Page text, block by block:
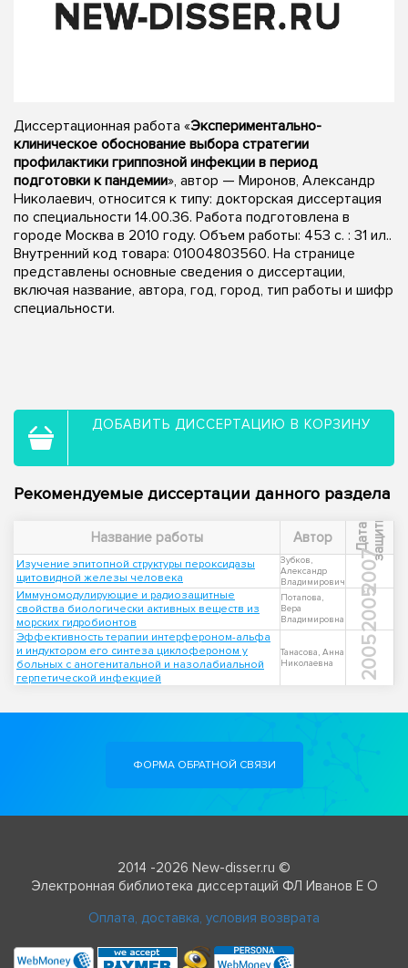
Диссертационная работа «Экспериментально-
клиническое обоснование выбора стратегии
профилактики гриппозной инфекции в период
подготовки к пандемии», автор — Миронов, Александр
Николаевич, относится к типу: докторская диссертация
по специальности 14.00.36. Работа подготовлена в
городе Москва в 2010 году. Объем работы: 453 с. : 31 ил..
Внутренний код товара: 01004803560. На странице
представлены основные сведения о диссертации,
включая название, автора, год, город, тип работы и шифр
специальности.
ДОБАВИТЬ ДИССЕРТАЦИЮ В КОРЗИНУ
Рекомендуемые диссертации данного раздела
Название работы Автор Д
а
т
а
з
а
щ
и
т ы
Изучение эпитопной структуры пероксидазы
щитовидной железы человека
Зубков,
Александр
Владимирович
2007
Иммуномодулирующие и радиозащитные
свойства биологически активных веществ из
морских гидробионтов
Потапова,
Вера
Владимировна
2005
Эффективность терапии интерфероном-альфа
и индуктором его синтеза циклофероном у
больных с аногенитальной и назолабиальной
герпетической инфекцией
Танасова, Анна
Николаевна
2005
ФОРМА ОБРАТНОЙ СВЯЗИ
2014 -2026 New-disser.ru ©
Электронная библиотека диссертаций ФЛ Иванов Е О
Оплата, доставка, условия возврата